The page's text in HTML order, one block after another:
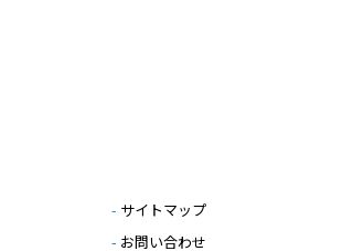
- サイトマップ
- お問い合わせ